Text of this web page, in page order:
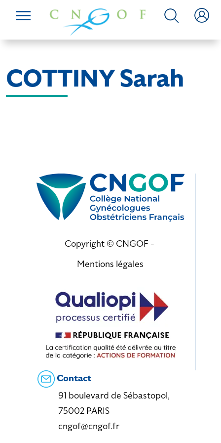
COTTINY Sarah
Copyright © CNGOF -
Mentions légales
Contact
91 boulevard de Sébastopol,
75002 PARIS
cngof@cngof.fr